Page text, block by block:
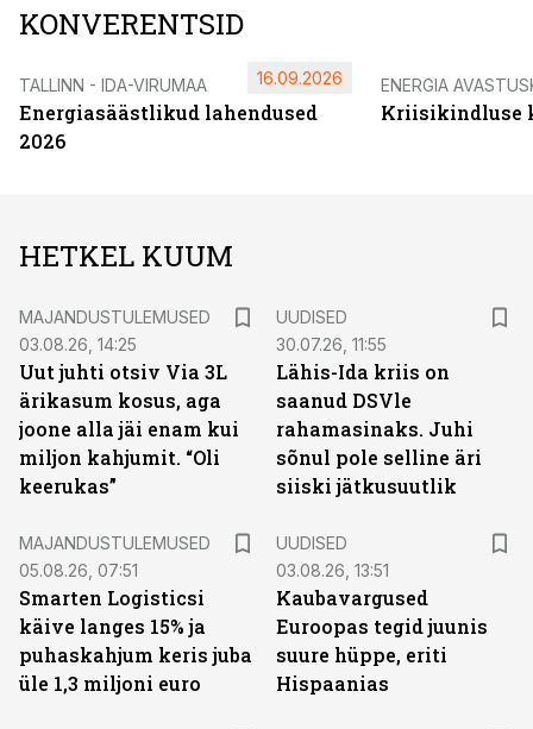
KONVERENTSID
TALLINN - IDA-VIRUMAA
Energiasäästlikud lahendused
2026
16.09.2026 ENERGIA
Kriisikindluse
HETKEL KUUM
MAJANDUSTULEMUSED
03.08.26, 14:25
Uut juhti otsiv Via 3L
ärikasum kosus, aga
joone alla jäi enam kui
miljon kahjumit. “Oli
keerukas”
UUDISED
30.07.26, 11:55
Lähis-Ida kriis on
saanud DSVle
rahamasinaks. Juhi
sõnul pole selline äri
siiski jätkusuutlik
MAJANDUSTULEMUSED
05.08.26, 07:51
Smarten Logisticsi
käive langes 15% ja
puhaskahjum keris juba
üle 1,3 miljoni euro
UUDISED
03.08.26, 13:51
Kaubavargused
Euroopas tegid juunis
suure hüppe, eriti
Hispaanias